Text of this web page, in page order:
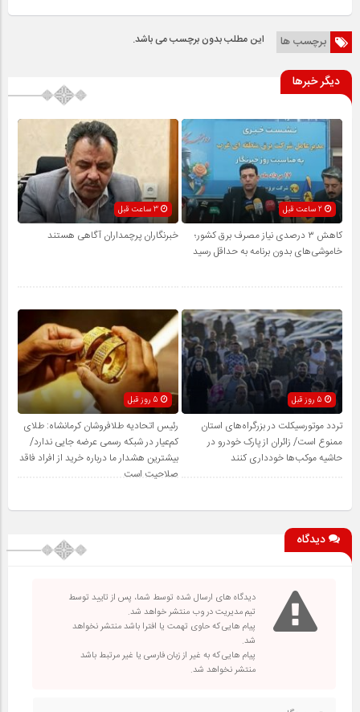
برچسب ها این مطلب بدون برچسب می باشد.
دیگر خبرها
2 ساعت قبل
کاهش ۳ درصدی نیاز مصرف برق کشور؛
خاموشی‌های بدون برنامه به حداقل رسید
خبرنگاران پرچمداران آگاهی هستند
تردد موتورسیکلت در بزرگراه‌های استان
ممنوع است/ زائران از پارک خودرو در
حاشیه موکب‌ها خودداری کنند
رئیس اتحادیه طلافروشان کرمانشاه: طلای
کم‌عیار در شبکه رسمی عرضه جایی ندارد/
بیشترین هشدار ما درباره خرید از افراد فاقد
صلاحیت است
دیدگاه
دیدگاه های ارسال شده توسط شما، پس از تایید توسط
تیم مدیریت در وب منتشر خواهد شد.
پیام هایی که حاوی تهمت یا افترا باشد منتشر نخواهد
شد.
پیام هایی که به غیر از زبان فارسی یا غیر مرتبط باشد
منتشر نخواهد شد.